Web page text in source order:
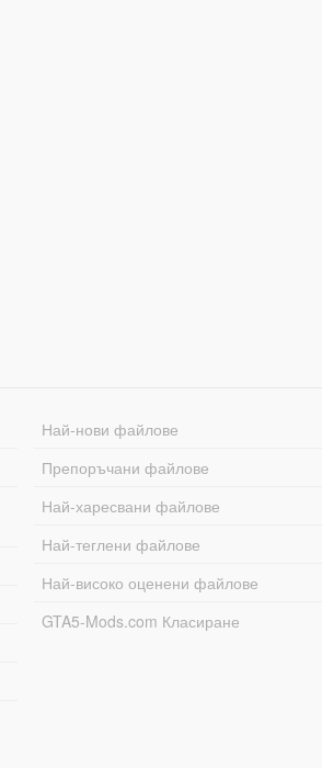
Най-нови файлове
Препоръчани файлове
Най-харесвани файлове
Най-теглени файлове
Най-високо оценени файлове
GTA5-Mods.com Класиране